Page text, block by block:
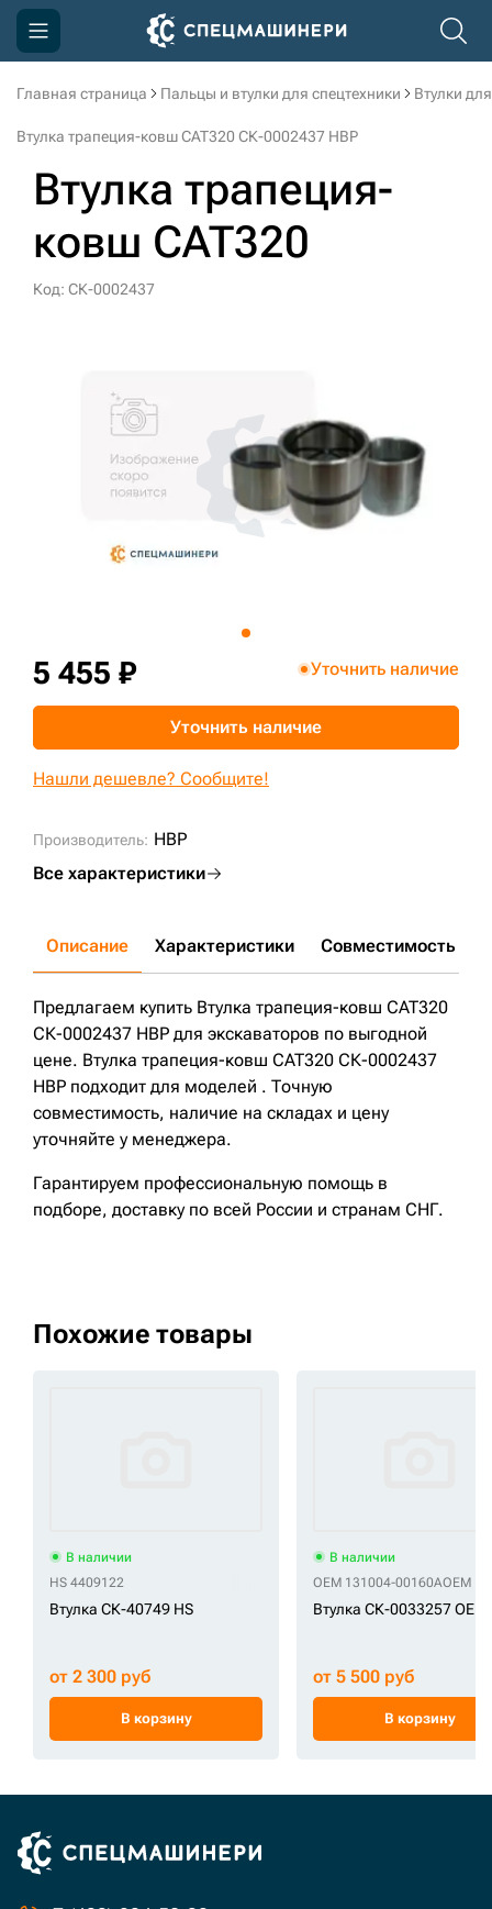
Главная страница Пальцы и втулки для спецтехники Втулки
Втулка трапеция-ковш CAT320 СК-0002437 HBP
Втулка трапеция-
ковш CAT320
Код: СК-0002437
Производитель: HBP
Все характеристики
5 455 ₽ Уточнить наличие
Уточнить наличие
Нашли дешевле? Сообщите!
Описание Характеристики Совместимость
Предлагаем купить Втулка трапеция-ковш CAT320
СК-0002437 HBP для экскаваторов по выгодной
цене. Втулка трапеция-ковш CAT320 СК-0002437
HBP подходит для моделей . Точную
совместимость, наличие на складах и цену
уточняйте у менеджера.
Гарантируем профессиональную помощь в
подборе, доставку по всей России и странам СНГ.
Похожие товары
В наличии
HS 4409122
Втулка СК-40749 HS
от 2 300 руб
В корзину
В наличии
OEM 131004-00160AOEM
Втулка СК-0033257 OEM
от 5 500 руб
В корзину
Компания
Доставка и оплата
Информация
Контакты
sksale@skdst.ru
+7 (499) 394-50-93